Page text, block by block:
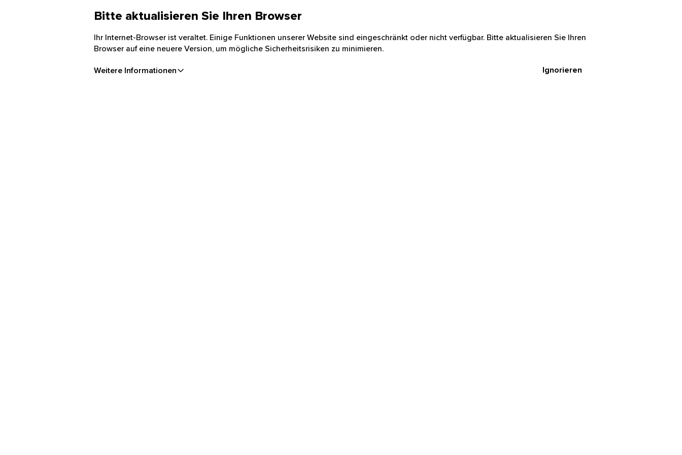
Bitte aktualisieren Sie Ihren Browser
Ihr Internet-Browser ist veraltet. Einige Funktionen unserer Website sind eingeschränkt oder nicht verfügbar. Bitte aktualisieren Sie Ihren
Browser auf eine neuere Version, um mögliche Sicherheitsrisiken zu minimieren.
Weitere Informationen Ignorieren